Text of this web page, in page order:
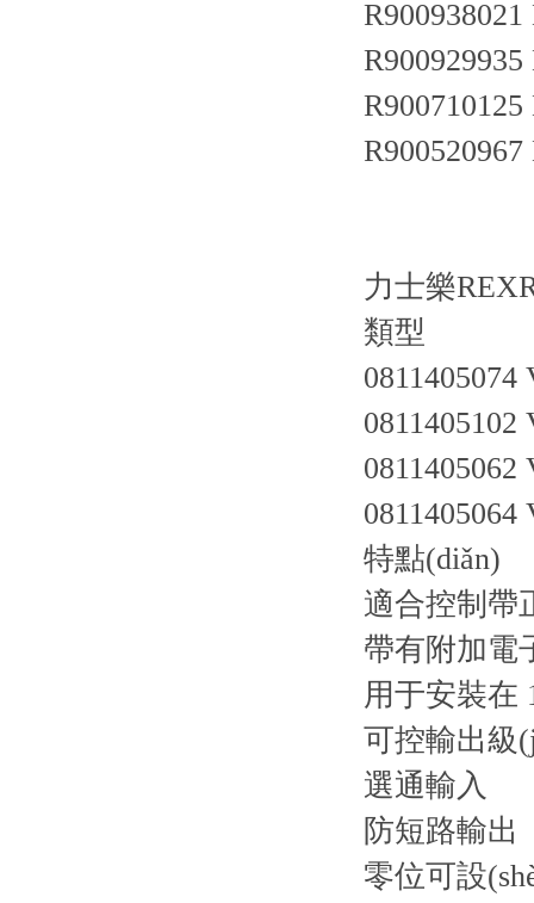
力士樂
類型
0811405102
特點(diǎn)
適合控制帶
帶有附加電
用于安裝在
可控輸出級
選通輸入
防短路輸出
零位可設